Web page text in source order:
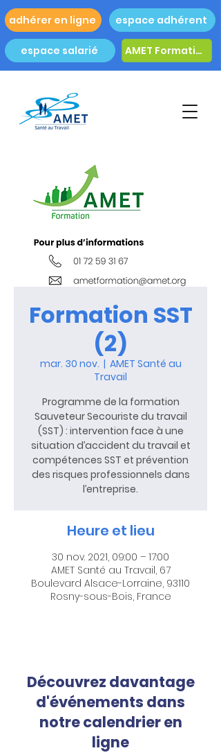
adhérer en ligne espace adhérent
espace salarié AMET Formation
Formation SST
(2)
mar. 30 nov.
  |
AMET Santé au
Travail
Programme de la formation
Sauveteur Secouriste du travail
(SST) : intervention face à une
situation d’accident du travail et
compétences SST et prévention
des risques professionnels dans
l’entreprise.
Heure et lieu
30 nov. 2021, 09:00 – 17:00
AMET Santé au Travail, 67
Boulevard Alsace-Lorraine, 93110
Rosny-sous-Bois, France
Découvrez davantage
d'événements dans
notre calendrier en
ligne